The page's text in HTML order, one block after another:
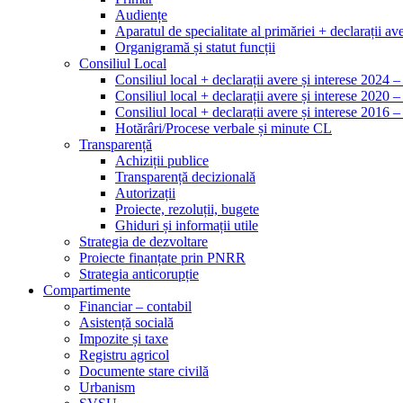
Audiențe
Aparatul de specialitate al primăriei + declarații
Organigramă și statut funcții
Consiliul Local
Consiliul local + declarații avere și interese 2024
Consiliul local + declarații avere și interese 2020
Consiliul local + declarații avere și interese 2016
Hotărâri/Procese verbale și minute CL
Transparență
Achiziții publice
Transparență decizională
Autorizații
Proiecte, rezoluții, bugete
Ghiduri și informații utile
Strategia de dezvoltare
Proiecte finanțate prin PNRR
Strategia anticorupție
Compartimente
Financiar – contabil
Asistență socială
Impozite și taxe
Registru agricol
Documente stare civilă
Urbanism